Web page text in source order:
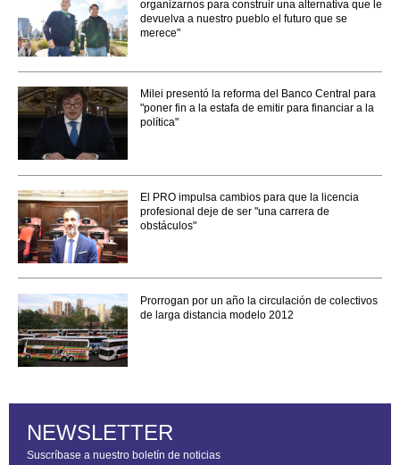
organizarnos para construir una alternativa que le
devuelva a nuestro pueblo el futuro que se
merece"
Milei presentó la reforma del Banco Central para
"poner fin a la estafa de emitir para financiar a la
política"
El PRO impulsa cambios para que la licencia
profesional deje de ser "una carrera de
obstáculos"
Prorrogan por un año la circulación de colectivos
de larga distancia modelo 2012
NEWSLETTER
Suscríbase a nuestro boletín de noticias